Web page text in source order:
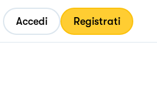
Accedi Registrati